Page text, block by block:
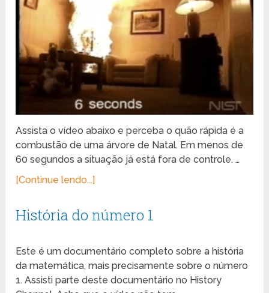
Assista o vídeo abaixo e perceba o quão rápida é a
combustão de uma árvore de Natal. Em menos de
60 segundos a situação já está fora de controle. …
[Continue lendo...]
História do número 1
Este é um documentário completo sobre a história
da matemática, mais precisamente sobre o número
1. Assisti parte deste documentário no History